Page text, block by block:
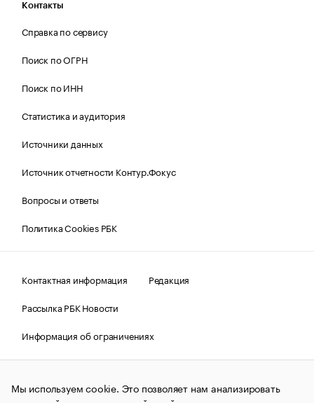
Контакты
Справка по сервису
Поиск по ОГРН
Поиск по ИНН
Статистика и аудитория
Источники данных
Источник отчетности Контур.Фокус
Вопросы и ответы
Политика Cookies РБК
Контактная информация
Редакция
Рассылка РБК Новости
Информация об ограничениях
Правовая информация
О соблюдении авторских прав
© АО «РОСБИЗНЕСКОНСАЛТИНГ»,1995–2026.Сообщения
Мы используем cookie. Это позволяет нам анализировать